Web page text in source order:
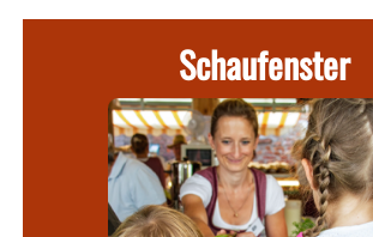
Schaufenster